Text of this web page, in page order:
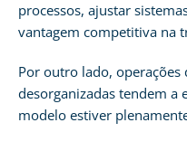
processos, ajustar
vantagem competitiva na
Por outro lado,
desorganizadas tendem
modelo estiver